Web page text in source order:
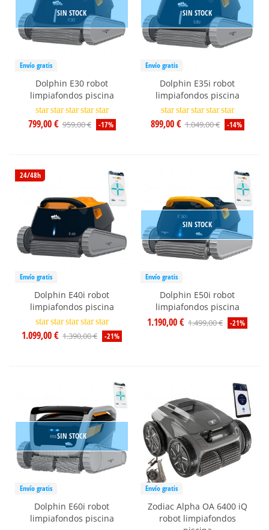
Envío gratis
SIN STOCK
Dolphin E30 robot
limpiafondos piscina
star star star star star
799,00 € 959,00 € -17%
Envío gratis
SIN STOCK
Dolphin E35i robot
limpiafondos piscina
star star star star star
899,00 € 1.049,00 € -14%
24/48h
Envío gratis
Dolphin E40i robot
limpiafondos piscina
star star star star star
1.099,00 € 1.390,00 € -21%
Envío gratis
SIN STOCK
Dolphin E50i robot
limpiafondos piscina
1.190,00 € 1.499,00 € -21%
Envío gratis
SIN STOCK
Dolphin E60i robot
limpiafondos piscina
Envío gratis
Zodiac Alpha OA 6400 iQ
robot limpiafondos